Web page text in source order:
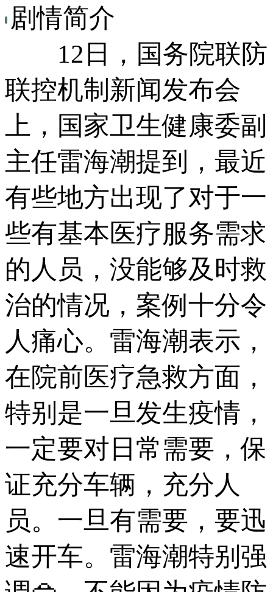
剧情简介
12日，国务院联防
联控机制新闻发布会
上，国家卫生健康委副
主任雷海潮提到，最近
有些地方出现了对于一
些有基本医疗服务需求
的人员，没能够及时救
治的情况，案例十分令
人痛心。雷海潮表示，
在院前医疗急救方面，
特别是一旦发生疫情，
一定要对日常需要，保
证充分车辆，充分人
员。一旦有需要，要迅
速开车。雷海潮特别强